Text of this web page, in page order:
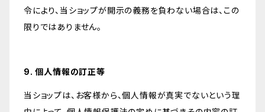
令により、当ショップが開示の義務を負わない場合は、この
限りではありません。
9. 個人情報の訂正等
当ショップは、お客様から、個人情報が真実でないという理